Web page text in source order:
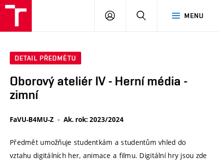
MENU
PŘIHLÁSIT
DETAIL PŘEDMĚTU
Oborový ateliér IV - Herní média -
zimní
FaVU-B4MU-Z Ak. rok: 2023/2024
Předmět umožňuje studentkám a studentům vhled do
vztahu digitálních her, animace a filmu. Digitální hry jsou zde